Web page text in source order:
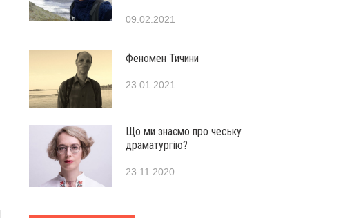
09.02.2021
Феномен Тичини
23.01.2021
Що ми знаємо про чеську
драматургію?
23.11.2020